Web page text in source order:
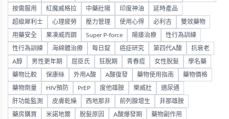
按需服用 紅魔威格拉 中藥壯陽 印度神油 延時產品
超級犀利士 心理疲勞 壓力管理 使用心得 必利吉 雙效藥物
用藥安全 果凍威而鋼 Super P-force 陽痿治療 性行為訓練
性行為訓練 海綿體治療 每日錠 癌症研究 第四代A酸 抗衰老
A醇 男性更年期 屈臣氏 狂脫期 青春痘 女性脫髮 學名藥
藥物比較 保康絲 外用A酸 A酸復發 藥物使用指南 藥物價格
藥物劑量 HIV預防 PrEP 度他雄胺 樂威壯 適尿通
肝功能監測 皮膚乾燥 西地那非 前列腺增生 非那雄胺
藥房購買 米諾地爾 脫髮原因 A酸爆發期 藥物副作用